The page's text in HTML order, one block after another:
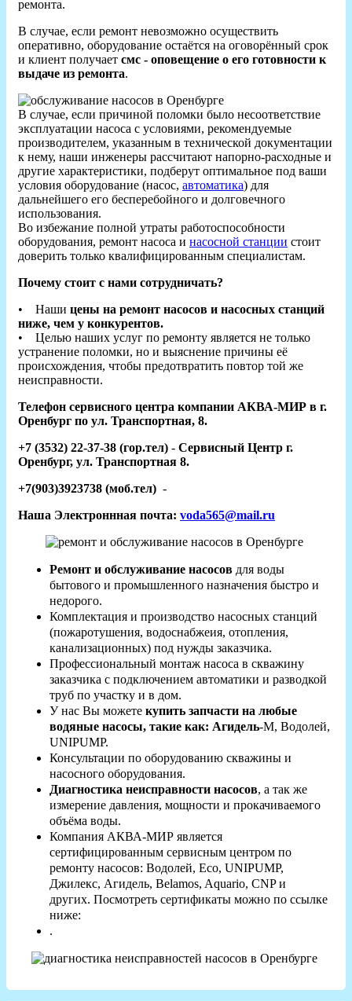
ремонта.
В случае, если ремонт невозможно осуществить
оперативно, оборудование остаётся на оговорённый срок
и клиент получает смс - оповещение о его готовности к
выдаче из ремонта.
В случае, если причиной поломки было несоответствие
эксплуатации насоса с условиями, рекомендуемые
производителем, указанным в технической документации
к нему, наши инженеры рассчитают напорно-расходные и
другие характеристики, подберут оптимальное под ваши
условия оборудование (насос, автоматика) для
дальнейшего его бесперебойного и долговечного
использования.
Во избежание полной утраты работоспособности
оборудования, ремонт насоса и насосной станции стоит
доверить только квалифицированным специалистам.
Почему стоит с нами сотрудничать?
• Наши цены на ремонт насосов и насосных станций
ниже, чем у конкурентов.
• Целью наших услуг по ремонту является не только
устранение поломки, но и выяснение причины её
происхождения, чтобы предотвратить повтор той же
неисправности.
Телефон сервисного центра компании АКВА-МИР в г.
Оренбург по ул. Транспортная, 8.
+7 (3532) 22-37-38 (гор.тел) - Сервисный Центр г.
Оренбург, ул. Транспортная 8.
+7(903)3923738 (моб.тел) -
Наша Электроннная почта: voda565@mail.ru
Ремонт и обслуживание насосов для воды
бытового и промышленного назначения быстро и
недорого.
Комплектация и производство насосных станций
(пожаротушения, водоснабжеия, отопления,
канализационных) под нужды заказчика.
Профессиональный монтаж насоса в скважину
заказчика с подключением автоматики и разводкой
труб по участку и в дом.
У нас Вы можете купить запчасти на любые
водяные насосы, такие как: Агидель-М, Водолей,
UNIPUMP.
Консультации по оборудованию скважины и
насосного оборудования.
Диагностика неисправности насосов, а так же
измерение давления, мощности и прокачиваемого
объёма воды.
Компания АКВА-МИР является
сертифицированным сервисным центром по
ремонту насосов: Водолей, Eco, UNIPUMP,
Джилекс, Агидель, Belamos, Aquario, CNP и
других. Посмотреть сертификаты можно по ссылке
ниже:
.